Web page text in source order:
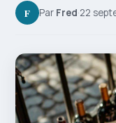
F Par Fred·22